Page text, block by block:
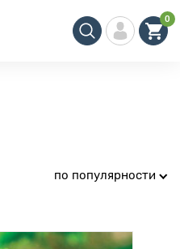
0
по популярности